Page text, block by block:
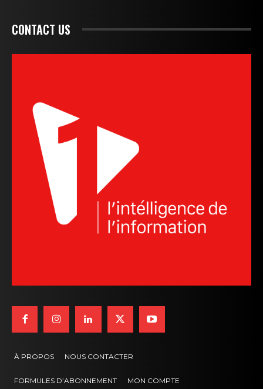
CONTACT US
À PROPOS NOUS CONTACTER
FORMULES D’ABONNEMENT MON COMPTE